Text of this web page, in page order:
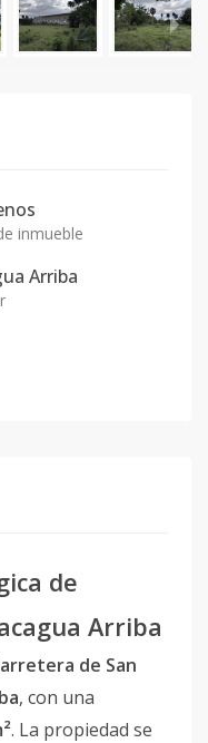
inmueble
Arriba
de
Arriba
de San
, con una
. La propiedad se